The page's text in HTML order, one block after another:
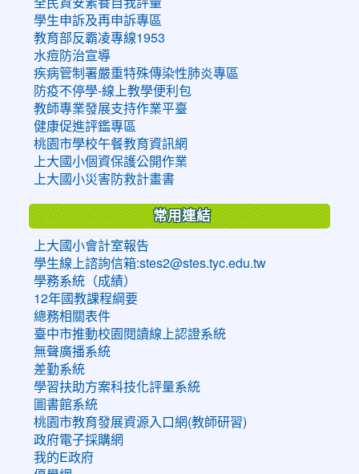
學生申訴及再申訴專區
教育部反霸凌專線1953
水痘防治宣導
疾病管制署嚴重特殊傳染性肺炎專區
防疫不停學-線上教學便利包
教師專業發展支持作業平臺
健康促進評鑑專區
桃園市學校午餐教育資訊網
上大國小個資保護公開作業
上大國小災害防救計畫書
常用連結
上大國小會計室報告
學生線上諮詢信箱:stes2@stes.tyc.edu.tw
學務系統（成績）
12年國教課程綱要
總務相關表件
臺中市推動校園閱讀線上認證系統
無聲廣播系統
差勤系統
學習扶助方案科技化評量系統
圖書館系統
桃園市教育發展資源入口網(教師研習)
政府電子採購網
我的E政府